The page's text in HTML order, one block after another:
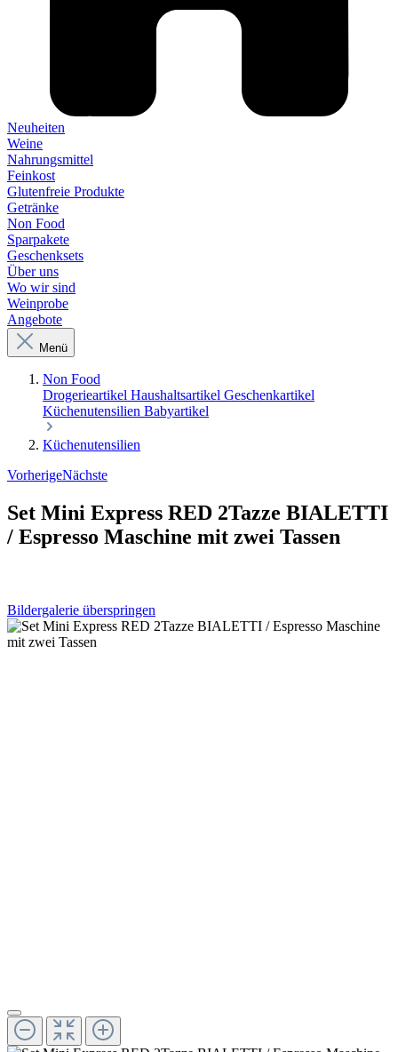
Neuheiten
Weine
Nahrungsmittel
Feinkost
Glutenfreie Produkte
Getränke
Non Food
Sparpakete
Geschenksets
Über uns
Wo wir sind
Weinprobe
Angebote
Menü
Non Food
Drogerieartikel Haushaltsartikel Geschenkartikel
Küchenutensilien Babyartikel
Küchenutensilien
VorherigeNächste
Set Mini Express RED 2Tazze BIALETTI
/ Espresso Maschine mit zwei Tassen
Bildergalerie überspringen